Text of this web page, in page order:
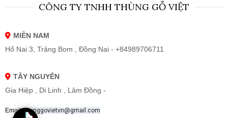
CÔNG TY TNHH THÙNG GỖ VIỆT
MIỀN NAM
Hố Nai 3, Trảng Bom , Đồng Nai - +84989706711
TÂY NGUYÊN
Gia Hiệp , Di Linh , Lâm Đồng -
Email: thunggovietvn@gmail.com